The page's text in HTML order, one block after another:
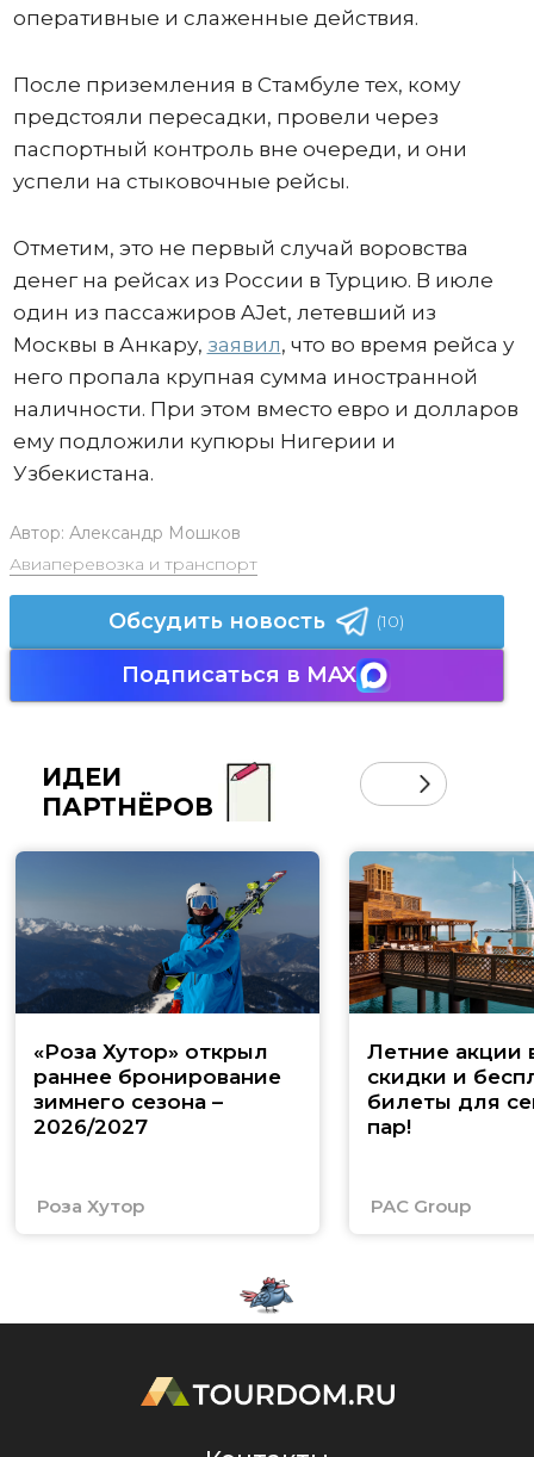
оперативные и слаженные действия.
После приземления в Стамбуле тех, кому
предстояли пересадки, провели через
паспортный контроль вне очереди, и они
успели на стыковочные рейсы.
Отметим, это не первый случай воровства
денег на рейсах из России в Турцию. В июле
один из пассажиров AJet, летевший из
Москвы в Анкару, заявил, что во время рейса у
него пропала крупная сумма иностранной
наличности. При этом вместо евро и долларов
ему подложили купюры Нигерии и
Узбекистана.
Автор: Александр Мошков
Авиаперевозка и транспорт
Обсудить новость (10)
Подписаться в MAX
ИДЕИ
ПАРТНЁРОВ
«Роза Хутор» открыл
раннее бронирование
зимнего сезона –
2026/2027
Роза Хутор
Летние акции
скидки и
билеты для
пар!
PAC Group